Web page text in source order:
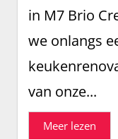
in M7 Brio
we onlangs
van onze...
Meer lezen